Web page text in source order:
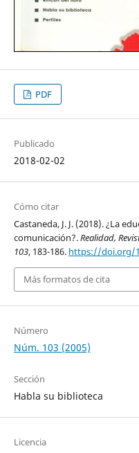
PDF
Publicado
2018-02-02
Cómo citar
Castaneda, J. J. (2018). ¿La
comunicación?.Realidad,
103, 183-186. https://doi.org/
Más formatos de cita
Número
Núm. 103 (2005)
Sección
Habla su biblioteca
Licencia